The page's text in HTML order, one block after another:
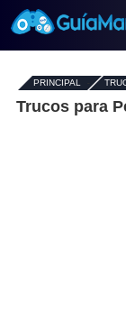
PRINCIPAL -
Trucos para